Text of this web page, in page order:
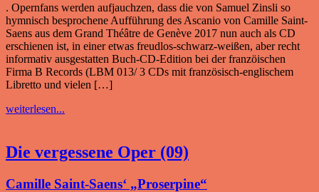
. Opernfans werden aufjauchzen, dass die von Samuel Zinsli so
hymnisch besprochene Aufführung des Ascanio von Camille Saint-
Saens aus dem Grand Théâtre de Genève 2017 nun auch als CD
erschienen ist, in einer etwas freudlos-schwarz-weißen, aber recht
informativ ausgestatten Buch-CD-Edition bei der franzöischen
Firma B Records (LBM 013/ 3 CDs mit französisch-englischem
Libretto und vielen […]
weiterlesen...
Die vergessene Oper (09)
Camille Saint-Saens‘ „Proserpine“